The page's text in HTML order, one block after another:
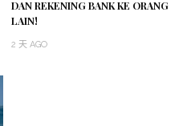
DAN REKENING BANK KE ORANG
LAIN!
2 天 AGO